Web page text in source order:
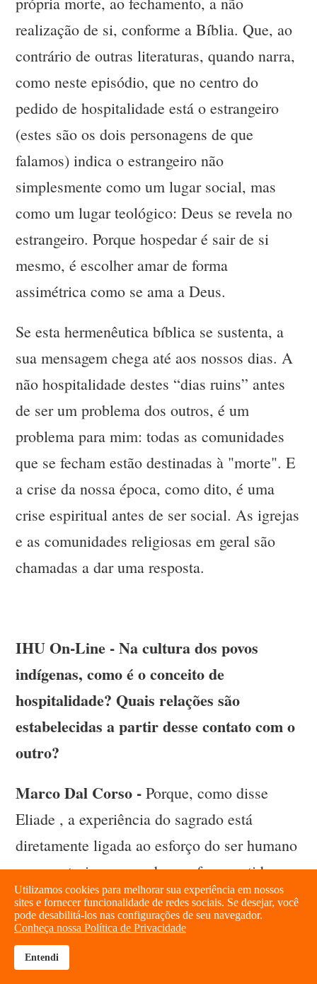
realização de si, conforme a Bíblia. Que, ao
contrário de outras literaturas, quando narra,
como neste episódio, que no centro do
pedido de hospitalidade está o estrangeiro
(estes são os dois personagens de que
falamos) indica o estrangeiro não
simplesmente como um lugar social, mas
como um lugar teológico: Deus se revela no
estrangeiro. Porque hospedar é sair de si
mesmo, é escolher amar de forma
assimétrica como se ama a Deus.
Se esta hermenêutica bíblica se sustenta, a
sua mensagem chega até aos nossos dias. A
não hospitalidade destes “dias ruins” antes
de ser um problema dos outros, é um
problema para mim: todas as comunidades
que se fecham estão destinadas à "morte". E
a crise da nossa época, como dito, é uma
crise espiritual antes de ser social. As igrejas
e as comunidades religiosas em geral são
chamadas a dar uma resposta.
IHU On-Line - Na cultura dos povos
indígenas, como é o conceito de
hospitalidade? Quais relações são
estabelecidas a partir desse contato com o
outro?
Marco Dal Corso -Porque, como disse
Eliade , a experiência do sagrado está
diretamente ligada ao esforço do ser humano
em construir um mundo que faça sentido,
podemos nos dirigir aos mundos tradicionais
e aos povos originários não como uma
comparação exótica (quase como uma
viagem no tempo e em um mundo que não
brightness_high
Utilizamos cookies para melhorar sua experiência em nossos
sites e fornecer funcionalidade de redes sociais. Se desejar, você
pode desabilitá-los nas configurações de seu navegador.
Conheça nossa Política de Privacidade
Entendi